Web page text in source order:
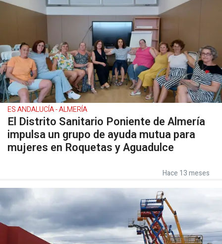
ES ANDALUCÍA - ALMERÍA
El Distrito Sanitario Poniente de Almería
impulsa un grupo de ayuda mutua para
mujeres en Roquetas y Aguadulce
Hace 13 meses